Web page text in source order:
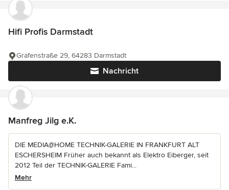
Hifi Profis Darmstadt
Nachricht
Grafenstraße 29, 64283 Darmstadt
Manfreg Jilg e.K.
DIE MEDIA@HOME TECHNIK-GALERIE IN FRANKFURT ALT
ESCHERSHEIM Früher auch bekannt als Elektro Eiberger, seit
2012 Teil der TECHNIK-GALERIE Fami...
Mehr